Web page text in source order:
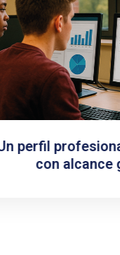
del
alcance global.